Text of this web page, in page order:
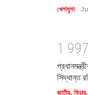
খেলাধুলা
1 997
সিদ্ধান্ত
জাতীয়, ফিচার,